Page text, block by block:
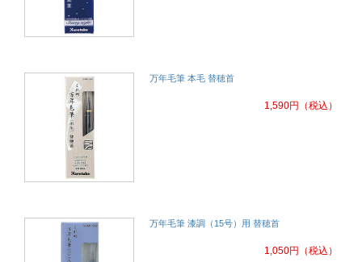
万年毛筆 本毛 替穂首
1,590円 （税込）
万年毛筆 漆調（15号）用 替穂首
1,050円 （税込）